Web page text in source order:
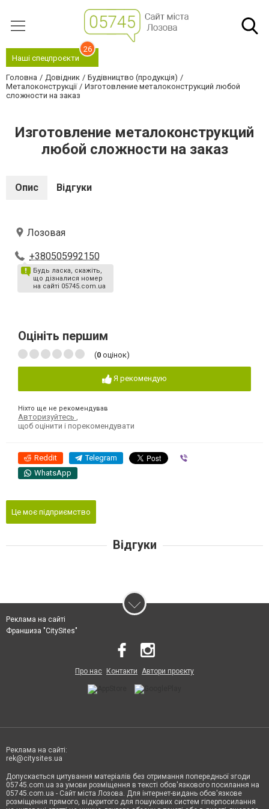
Наші спецпроєкти
26
Головна Довідник
Будівництво (продукція)
Металоконструкції
Изготовление металоконструкций любой
сложности на заказ
Изготовление металоконструкций
любой сложности на заказ
Опис Відгуки
Лозовая
+380505992150
Будь ласка, скажіть,
що дізналися номер
на сайті 05745.com.ua
Оцініть першим
(0 оцінок)
Я рекомендую
Ніхто ще не рекомендував
Авторизуйтесь
щоб оцінити і порекомендувати
Reddit Telegram
WhatsApp
Це моє підприємство
Відгуки
Реклама на сайті
Франшиза "CitySites"
Про нас Контакти Автори проєкту
Реклама на сайті:
rek@citysites.ua
Допускається цитування матеріалів без отримання попередньої згоди
05745.com.ua за умови розміщення в тексті обов'язкового посилання на
05745.com.ua - Сайт міста Лозова. Для інтернет-видань обов'язкове
розміщення прямого, відкритого для пошукових систем гіперпосилання